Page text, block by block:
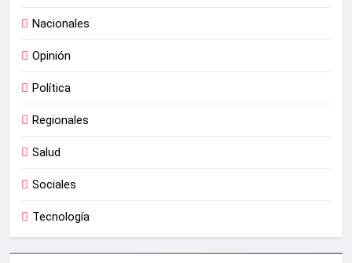
Nacionales
Opinión
Política
Regionales
Salud
Sociales
Tecnología